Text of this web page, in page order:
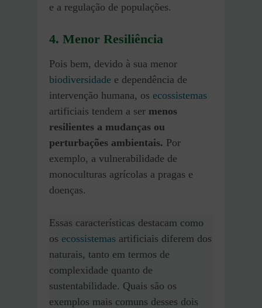
e a regulação de populações.
4. Menor Resiliência
Pois bem, devido à sua menor
biodiversidade e dependência de
intervenção humana, os ecossistemas
artificiais tendem a ser menos
resilientes a mudanças ou
perturbações ambientais. Por
exemplo, a vulnerabilidade de
monoculturas agrícolas a pragas e
doenças.
Essas características destacam como
os ecossistemas artificiais diferem dos
naturais, tanto em termos de
complexidade quanto de
sustentabilidade. Quais são os
exemplos mais comuns desses dois